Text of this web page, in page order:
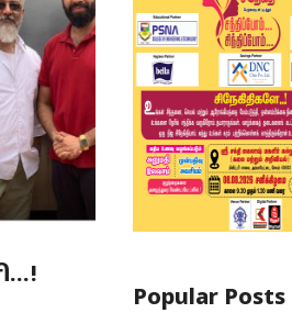
Popular Posts